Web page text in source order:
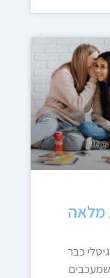
מלאה
כבר